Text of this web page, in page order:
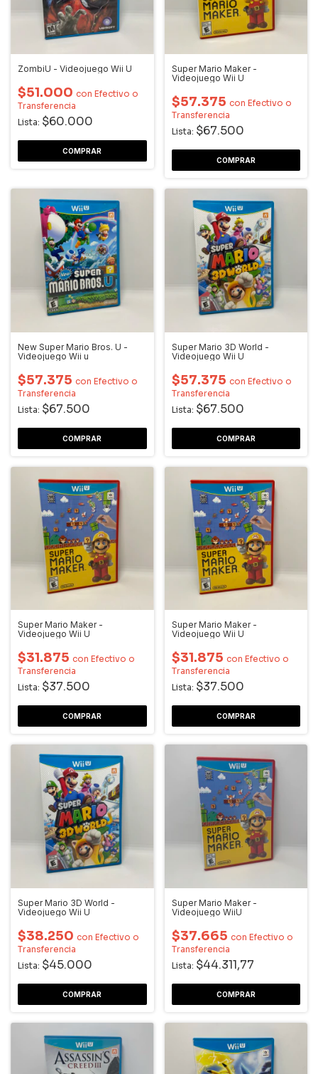
ZombiU - Videojuego Wii U
$51.000 con Efectivo o
Transferencia
Lista: $60.000
Super Mario Maker -
Videojuego Wii U
$57.375 con Efectivo o
Transferencia
Lista: $67.500
New Super Mario Bros. U -
Videojuego Wii u
$57.375 con Efectivo o
Transferencia
Lista: $67.500
Super Mario 3D World -
Videojuego Wii U
$57.375 con Efectivo o
Transferencia
Lista: $67.500
Super Mario Maker -
Videojuego Wii U
$31.875 con Efectivo o
Transferencia
Lista: $37.500
Super Mario Maker -
Videojuego Wii U
$31.875 con Efectivo o
Transferencia
Lista: $37.500
Super Mario 3D World -
Videojuego Wii U
$38.250 con Efectivo o
Transferencia
Lista: $45.000
Super Mario Maker -
Videojuego WiiU
$37.665 con Efectivo o
Transferencia
Lista: $44.311,77